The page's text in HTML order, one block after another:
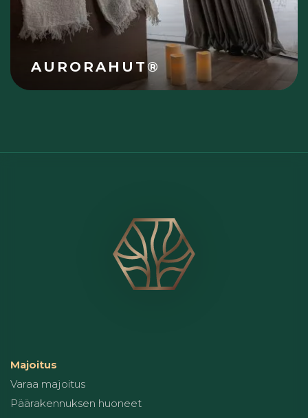
AURORAHUT®
Majoitus
Varaa majoitus
Päärakennuksen huoneet